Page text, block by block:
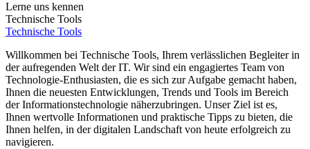
Lerne uns kennen
Technische Tools
Technische Tools
Willkommen bei Technische Tools, Ihrem verlässlichen Begleiter in
der aufregenden Welt der IT. Wir sind ein engagiertes Team von
Technologie-Enthusiasten, die es sich zur Aufgabe gemacht haben,
Ihnen die neuesten Entwicklungen, Trends und Tools im Bereich
der Informationstechnologie näherzubringen. Unser Ziel ist es,
Ihnen wertvolle Informationen und praktische Tipps zu bieten, die
Ihnen helfen, in der digitalen Landschaft von heute erfolgreich zu
navigieren.